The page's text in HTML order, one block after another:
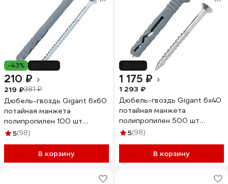
-43%
210 ₽
219 ₽381 ₽
Дюбель-гвоздь Gigant 6x60
потайная манжета
полипропилен 100 шт
123855
5(98)
В корзину
1 175 ₽
1 293 ₽
Дюбель-гвоздь Gigant 6x40
потайная манжета
полипропилен 500 шт
123853
5(98)
В корзину